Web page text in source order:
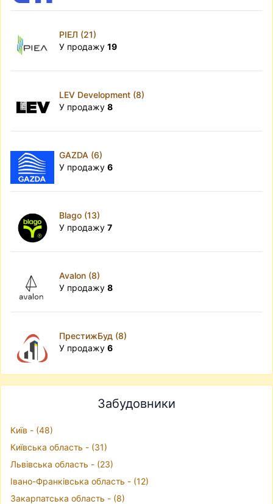
РІЕЛ (21)
У продажу 19
LEV Development (8)
У продажу 8
GAZDA (6)
У продажу 6
Blago (13)
У продажу 7
Avalon (8)
У продажу 8
ПрестижБуд (8)
У продажу 6
Забудовники
Київ - (48)
Київська область - (31)
Львівська область - (23)
Івано-Франківська область - (12)
Закарпатська область - (8)